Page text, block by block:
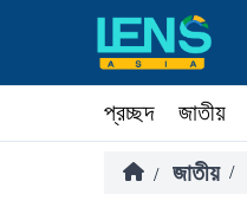
প্রচ্ছদ জাতীয়
/ জাতীয় /